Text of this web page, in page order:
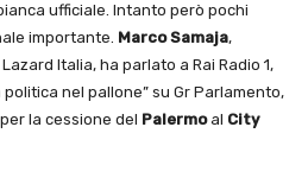
ufficiale. Intanto però pochi
importante. Marco Samaja,
Italia, ha parlato a Rai Radio 1,
nel pallone” su Gr Parlamento,
la cessione del Palermoal City